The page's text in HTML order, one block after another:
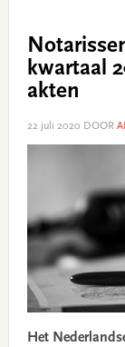
kwartaal
akten
22 juli 2020 DOOR
Het